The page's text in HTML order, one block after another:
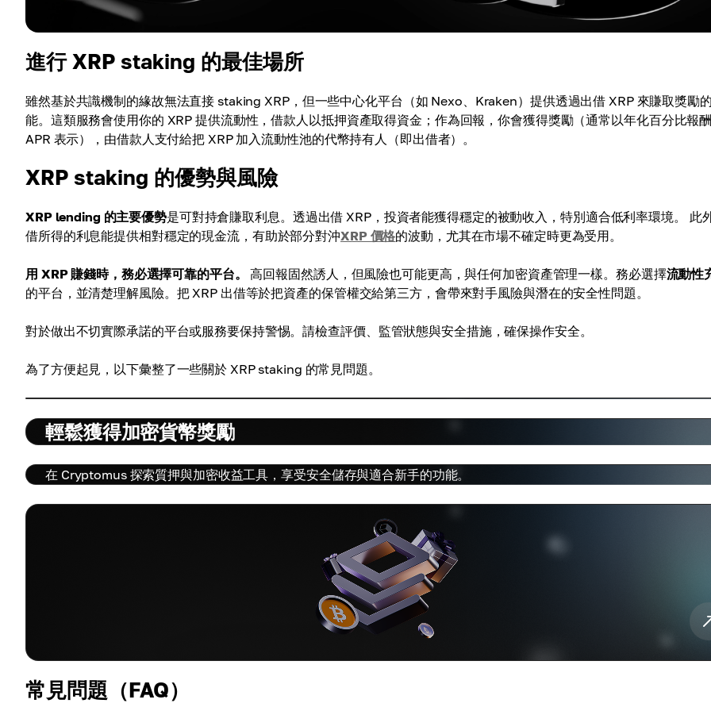
進行 XRP staking 的最佳場所
雖然基於共識機制的緣故無法直接 staking XRP，但一些中心化平台（如 Nexo、Kraken）提供透過出借 XRP 來賺取獎勵
能。這類服務會使用你的 XRP 提供流動性，借款人以抵押資產取得資金；作為回報，你會獲得獎勵（通常以年化百分比報
APR 表示），由借款人支付給把 XRP 加入流動性池的代幣持有人（即出借者）。
XRP staking 的優勢與風險
XRP lending 的主要優勢是可對持倉賺取利息。透過出借 XRP，投資者能獲得穩定的被動收入，特別適合低利率環境。 此
借所得的利息能提供相對穩定的現金流，有助於部分對沖XRP 價格的波動，尤其在市場不確定時更為受用。
用 XRP 賺錢時，務必選擇可靠的平台。 高回報固然誘人，但風險也可能更高，與任何加密資產管理一樣。務必選擇流動性
的平台，並清楚理解風險。把 XRP 出借等於把資產的保管權交給第三方，會帶來對手風險與潛在的安全性問題。
對於做出不切實際承諾的平台或服務要保持警惕。請檢查評價、監管狀態與安全措施，確保操作安全。
為了方便起見，以下彙整了一些關於 XRP staking 的常見問題。
輕鬆獲得加密貨幣獎勵
在 Cryptomus 探索質押與加密收益工具，享受安全儲存與適合新手的功能。
常見問題（FAQ）